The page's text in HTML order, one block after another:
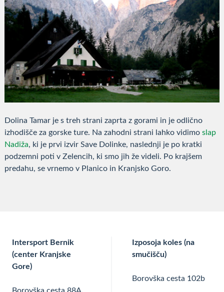
Dolina Tamar je s treh strani zaprta z gorami in je odlično
izhodišče za gorske ture. Na zahodni strani lahko vidimo slap
Nadiža, ki je prvi izvir Save Dolinke, naslednji je po kratki
podzemni poti v Zelencih, ki smo jih že videli. Po krajšem
predahu, se vrnemo v Planico in Kranjsko Goro.
Intersport Bernik
(center Kranjske
Gore)
Borovška cesta 88A,
Izposoja koles (na
smučišču)
Borovška cesta 102b